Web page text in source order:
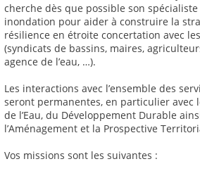
cherche dès que possible son
inondation pour aider à construire la
résilience en étroite concertation avec
(syndicats de bassins, maires,
agence de l’eau, …).
Les interactions avec l’ensemble des
seront permanentes, en particulier avec
de l’Eau, du Développement Durable
l’Aménagement et la Prospective
Vos missions sont les suivantes :